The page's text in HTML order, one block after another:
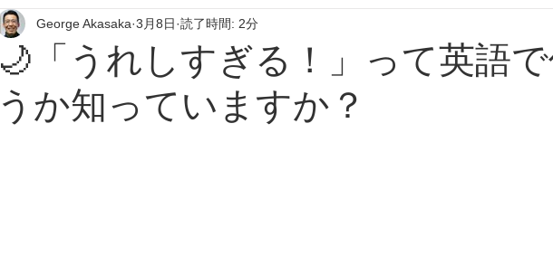
🌙「うれしすぎる！」って英語
うか知っていますか？
George Akasaka 3月8日 読了時間: 2分